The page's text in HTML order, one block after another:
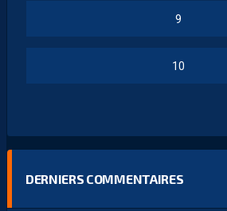
9
10
DERNIERS COMMENTAIRES